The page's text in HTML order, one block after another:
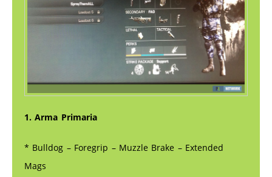
1. Arma Primaria
* Bulldog – Foregrip – Muzzle Brake – Extended
Mags